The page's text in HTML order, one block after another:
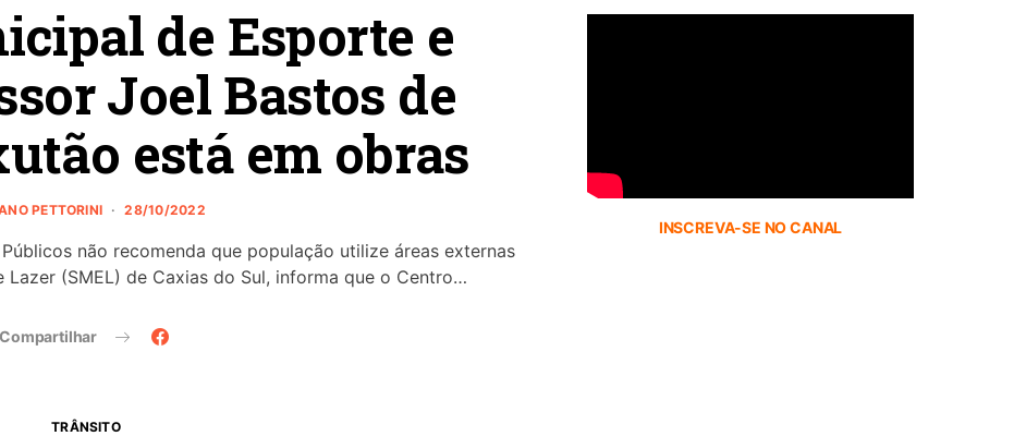
de Esporte e
Joel Bastos de
está em obras
PETTORINI 28/10/2022
não recomenda que população utilize áreas externas
(SMEL) de Caxias do Sul, informa que o Centro…
Compartilhar
TRÂNSITO
INSCREVA-SE NO CANAL